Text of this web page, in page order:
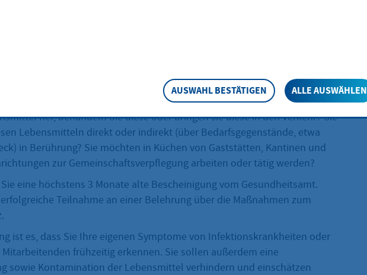
eine Bescheinigung des Gesundheitsamts über eine
her, behandeln Sie diese oder bringen sie diese in den Verkehr? Sie
Lebensmitteln direkt oder indirekt (über Bedarfsgegenstände, etwa
in Berührung? Sie möchten in Küchen von Gaststätten, Kantinen und
zur Gemeinschaftsverpflegung arbeiten oder tätig werden?
eine höchstens 3 Monate alte Bescheinigung vom Gesundheitsamt.
Teilnahme an einer Belehrung über die Maßnahmen zum
ist es, dass Sie Ihre eigenen Symptome von Infektionskrankheiten oder
frühzeitig erkennen. Sie sollen außerdem eine
sowie Kontamination der Lebensmittel verhindern und einschätzen
AUSWAHL BESTÄTIGEN ALLE AUSWÄHLEN